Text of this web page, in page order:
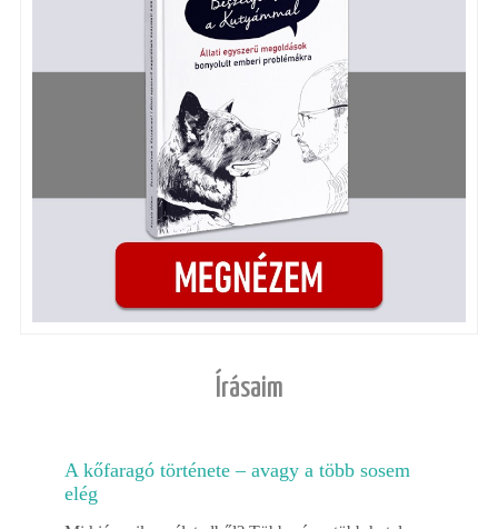
Írásaim
A kőfaragó története – avagy a több sosem
elég